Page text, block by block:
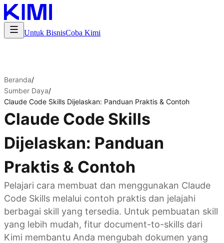
Untuk BisnisCoba Kimi
Beranda/
Sumber Daya/
Claude Code Skills Dijelaskan: Panduan Praktis & Contoh
Claude Code Skills
Dijelaskan: Panduan
Praktis & Contoh
Pelajari cara membuat dan menggunakan Claude
Code Skills melalui contoh praktis dan jelajahi
berbagai skill yang tersedia. Untuk pembuatan skill
yang lebih mudah, fitur document-to-skills dari
Kimi membantu Anda mengubah dokumen yang